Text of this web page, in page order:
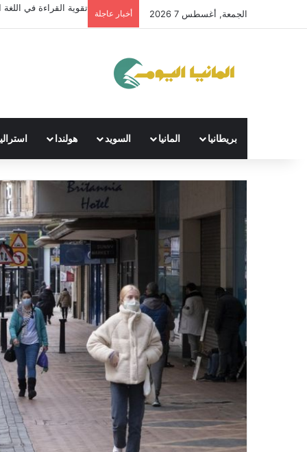
الجمعة, أغسطس 7 2026 أخبار عاجلة
تقوية القراءة في اللغة
بريطانيا المانيا السويد هولندا